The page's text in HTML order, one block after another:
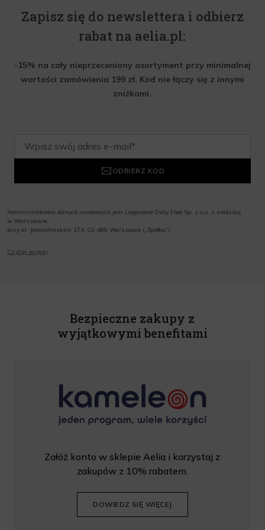
Zapisz się do newslettera i odbierz
rabat na aelia.pl:
-15% na cały nieprzeceniony asortyment przy minimalnej
wartości zamówienia 199 zł. Kod nie łączy się z innymi
zniżkami.
ODBIERZ KOD
Administratorem danych osobowych jest Lagardere Duty Free Sp. z o.o. z siedzibą
w Warszawie,
przy al. Jerozolimskich 174, 02-486 Warszawa („Spółka”)
o.o. informacji handlowych, w tym newslettera, informacji o promocjach i
Czytaj więcej
Bezpieczne zakupy z
wyjątkowymi benefitami
Załóż konto w sklepie Aelia i korzystaj z
zakupów z 10% rabatem.
DOWIEDZ SIĘ WIĘCEJ